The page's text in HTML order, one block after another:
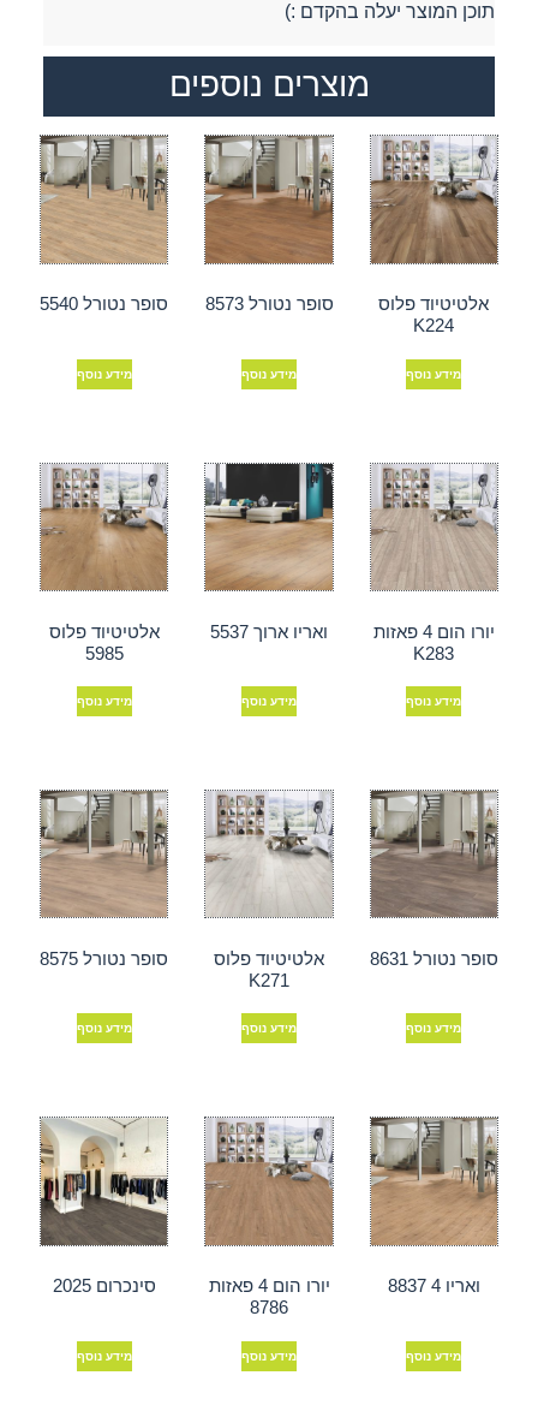
תוכן המוצר יעלה בהקדם :)
מוצרים נוספים
אלטיטיוד פלוס
K224
מידע נוסף
סופר נטורל 8573
מידע נוסף
סופר נטורל 5540
מידע נוסף
יורו הום 4 פאזות
K283
מידע נוסף
ואריו ארוך 5537
מידע נוסף
אלטיטיוד פלוס
5985
מידע נוסף
סופר נטורל 8631
מידע נוסף
אלטיטיוד פלוס
K271
מידע נוסף
סופר נטורל 8575
מידע נוסף
ואריו 4 8837
מידע נוסף
יורו הום 4 פאזות
8786
מידע נוסף
סינכרום 2025
מידע נוסף